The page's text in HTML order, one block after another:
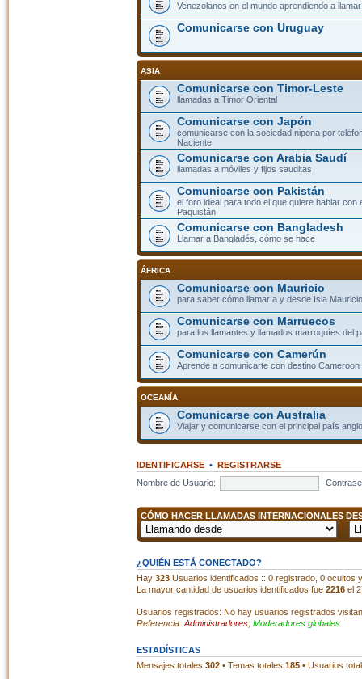
Venezolanos en el mundo aprendiendo a
Comunicarse con Uruguay
ASIA
Comunicarse con Timor-Leste
llamadas a Timor Oriental
Comunicarse con Japón
comunicarse con la sociedad nipona por
Naciente
Comunicarse con Arabia Saudí
llamadas a móviles y fijos sauditas
Comunicarse con Pakistán
el foro ideal para todo el que quiere hablar con
Paquistán
Comunicarse con Bangladesh
Llamar a Bangladés, cómo se hace
ÁFRICA
Comunicarse con Mauricio
para saber cómo llamar a y desde Isla
Comunicarse con Marruecos
para los llamantes y llamados marroquíes del
Comunicarse con Camerún
Aprende a comunicarte con destino Cameroon
OCEANÍA
Comunicarse con Australia
Viajar y comunicarse con el principal país
IDENTIFICARSE• REGISTRARSE
Nombre de Usuario:
CÓMO HACER LLAMADAS INTERNACIONALES
¿QUIÉN ESTÁ CONECTADO?
Hay 323Usuarios identificados :: 0 registrado, 0 ocultos
La mayor cantidad de usuarios identificados fue 2216el
Usuarios registrados: No hay usuarios registrados
Referencia: Administradores, Moderadores globales
ESTADÍSTICAS
Mensajes totales 302• Temas totales 185• Usuarios